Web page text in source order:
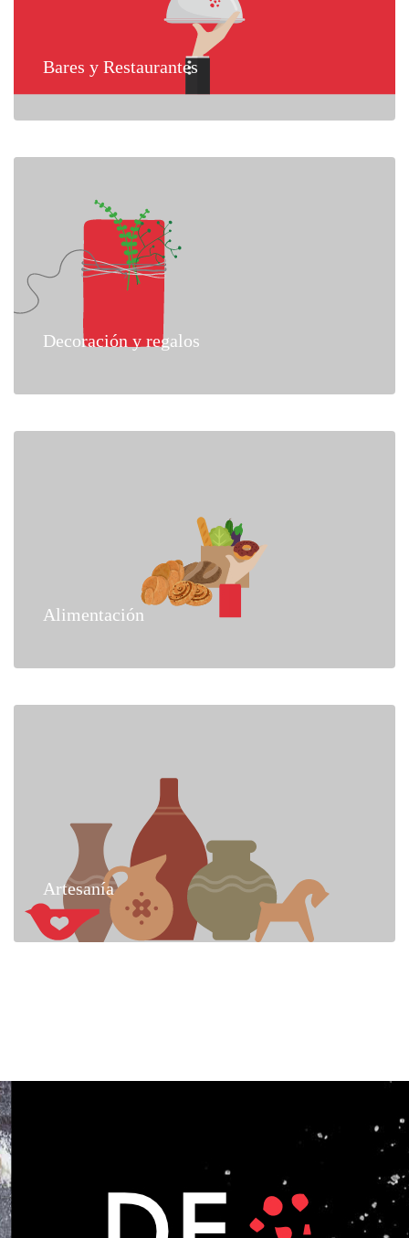
Bares y Restaurantes
Decoración y regalos
Alimentación
Artesanía